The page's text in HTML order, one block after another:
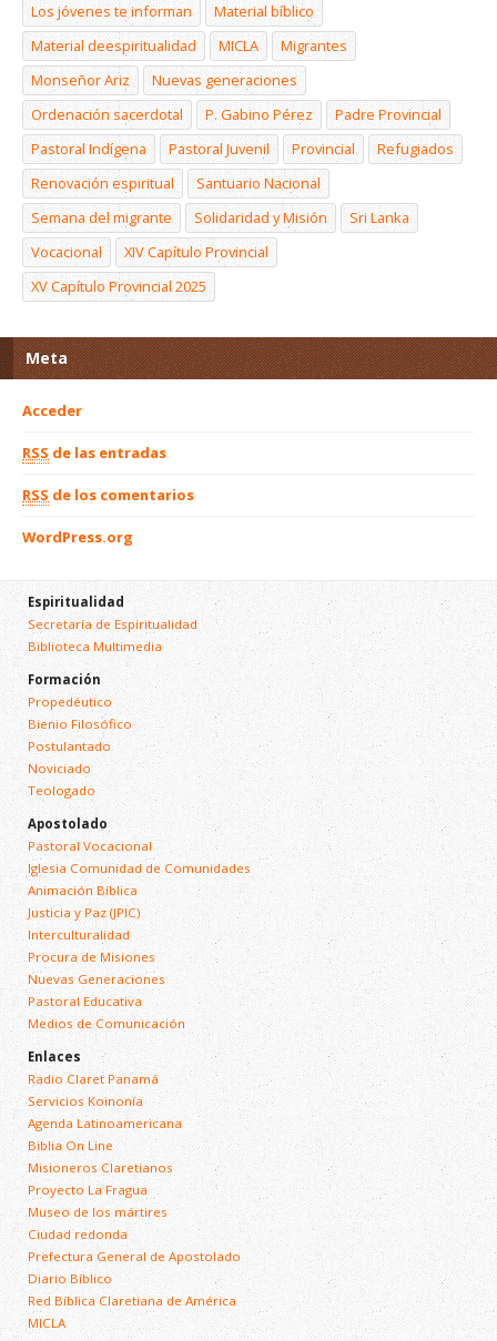
Los jóvenes te informan
Material bíblico
Material deespiritualidad
MICLA
Migrantes
Monseñor Ariz
Nuevas generaciones
Ordenación sacerdotal
P. Gabino Pérez
Padre Provincial
Pastoral Indígena
Pastoral Juvenil Provincial
Refugiados
Renovación espiritual
Santuario Nacional
Semana del migrante
Solidaridad y Misión
Sri Lanka
Vocacional
XIV Capítulo Provincial
XV Capítulo Provincial 2025
Meta
Acceder
RSS de las entradas
RSS de los comentarios
WordPress.org
Espiritualidad
Secretaría de Espiritualidad
Biblioteca Multimedia
Formación
Propedéutico
Bienio Filosófico
Postulantado
Noviciado
Teologado
Apostolado
Pastoral Vocacional
Iglesia Comunidad de Comunidades
Animación Bíblica
Justicia y Paz (JPIC)
Interculturalidad
Procura de Misiones
Nuevas Generaciones
Pastoral Educativa
Medios de Comunicación
Enlaces
Radio Claret Panamá
Servicios Koinonía
Agenda Latinoamericana
Biblia On Line
Misioneros Claretianos
Proyecto La Fragua
Museo de los mártires
Ciudad redonda
Prefectura General de Apostolado
Diario Bíblico
Red Bíblica Claretiana de América
MICLA